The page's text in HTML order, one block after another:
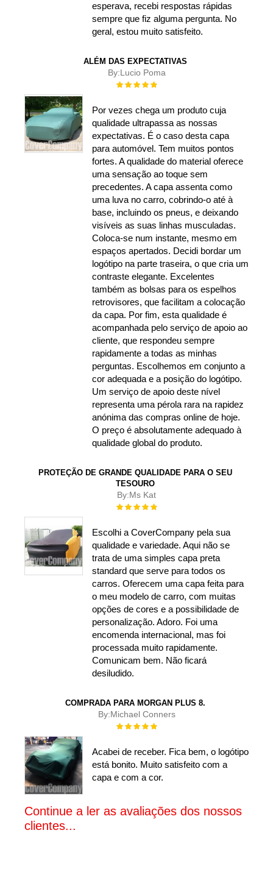
esperava, recebi respostas rápidas
sempre que fiz alguma pergunta. No
geral, estou muito satisfeito.
ALÉM DAS EXPECTATIVAS
By:Lucio Poma
Rating:
Por vezes chega um produto cuja
qualidade ultrapassa as nossas
expectativas. É o caso desta capa
para automóvel. Tem muitos pontos
fortes. A qualidade do material oferece
uma sensação ao toque sem
precedentes. A capa assenta como
uma luva no carro, cobrindo-o até à
base, incluindo os pneus, e deixando
visíveis as suas linhas musculadas.
Coloca-se num instante, mesmo em
espaços apertados. Decidi bordar um
logótipo na parte traseira, o que cria um
contraste elegante. Excelentes
também as bolsas para os espelhos
retrovisores, que facilitam a colocação
da capa. Por fim, esta qualidade é
acompanhada pelo serviço de apoio ao
cliente, que respondeu sempre
rapidamente a todas as minhas
perguntas. Escolhemos em conjunto a
cor adequada e a posição do logótipo.
Um serviço de apoio deste nível
representa uma pérola rara na rapidez
anónima das compras online de hoje.
O preço é absolutamente adequado à
qualidade global do produto.
PROTEÇÃO DE GRANDE QUALIDADE PARA O SEU
TESOURO
By:Ms Kat
Rating:
Escolhi a CoverCompany pela sua
qualidade e variedade. Aqui não se
trata de uma simples capa preta
standard que serve para todos os
carros. Oferecem uma capa feita para
o meu modelo de carro, com muitas
opções de cores e a possibilidade de
personalização. Adoro. Foi uma
encomenda internacional, mas foi
processada muito rapidamente.
Comunicam bem. Não ficará
desiludido.
COMPRADA PARA MORGAN PLUS 8.
By:Michael Conners
Rating:
Acabei de receber. Fica bem, o logótipo
está bonito. Muito satisfeito com a
capa e com a cor.
Continue a ler as avaliações dos nossos
clientes...